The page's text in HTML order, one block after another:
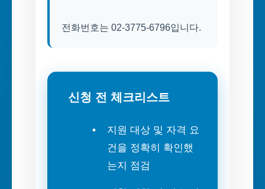
전화번호는 02-3775-6796입니다.
신청 전 체크리스트
지원 대상 및 자격 요
건을 정확히 확인했
는지 점검